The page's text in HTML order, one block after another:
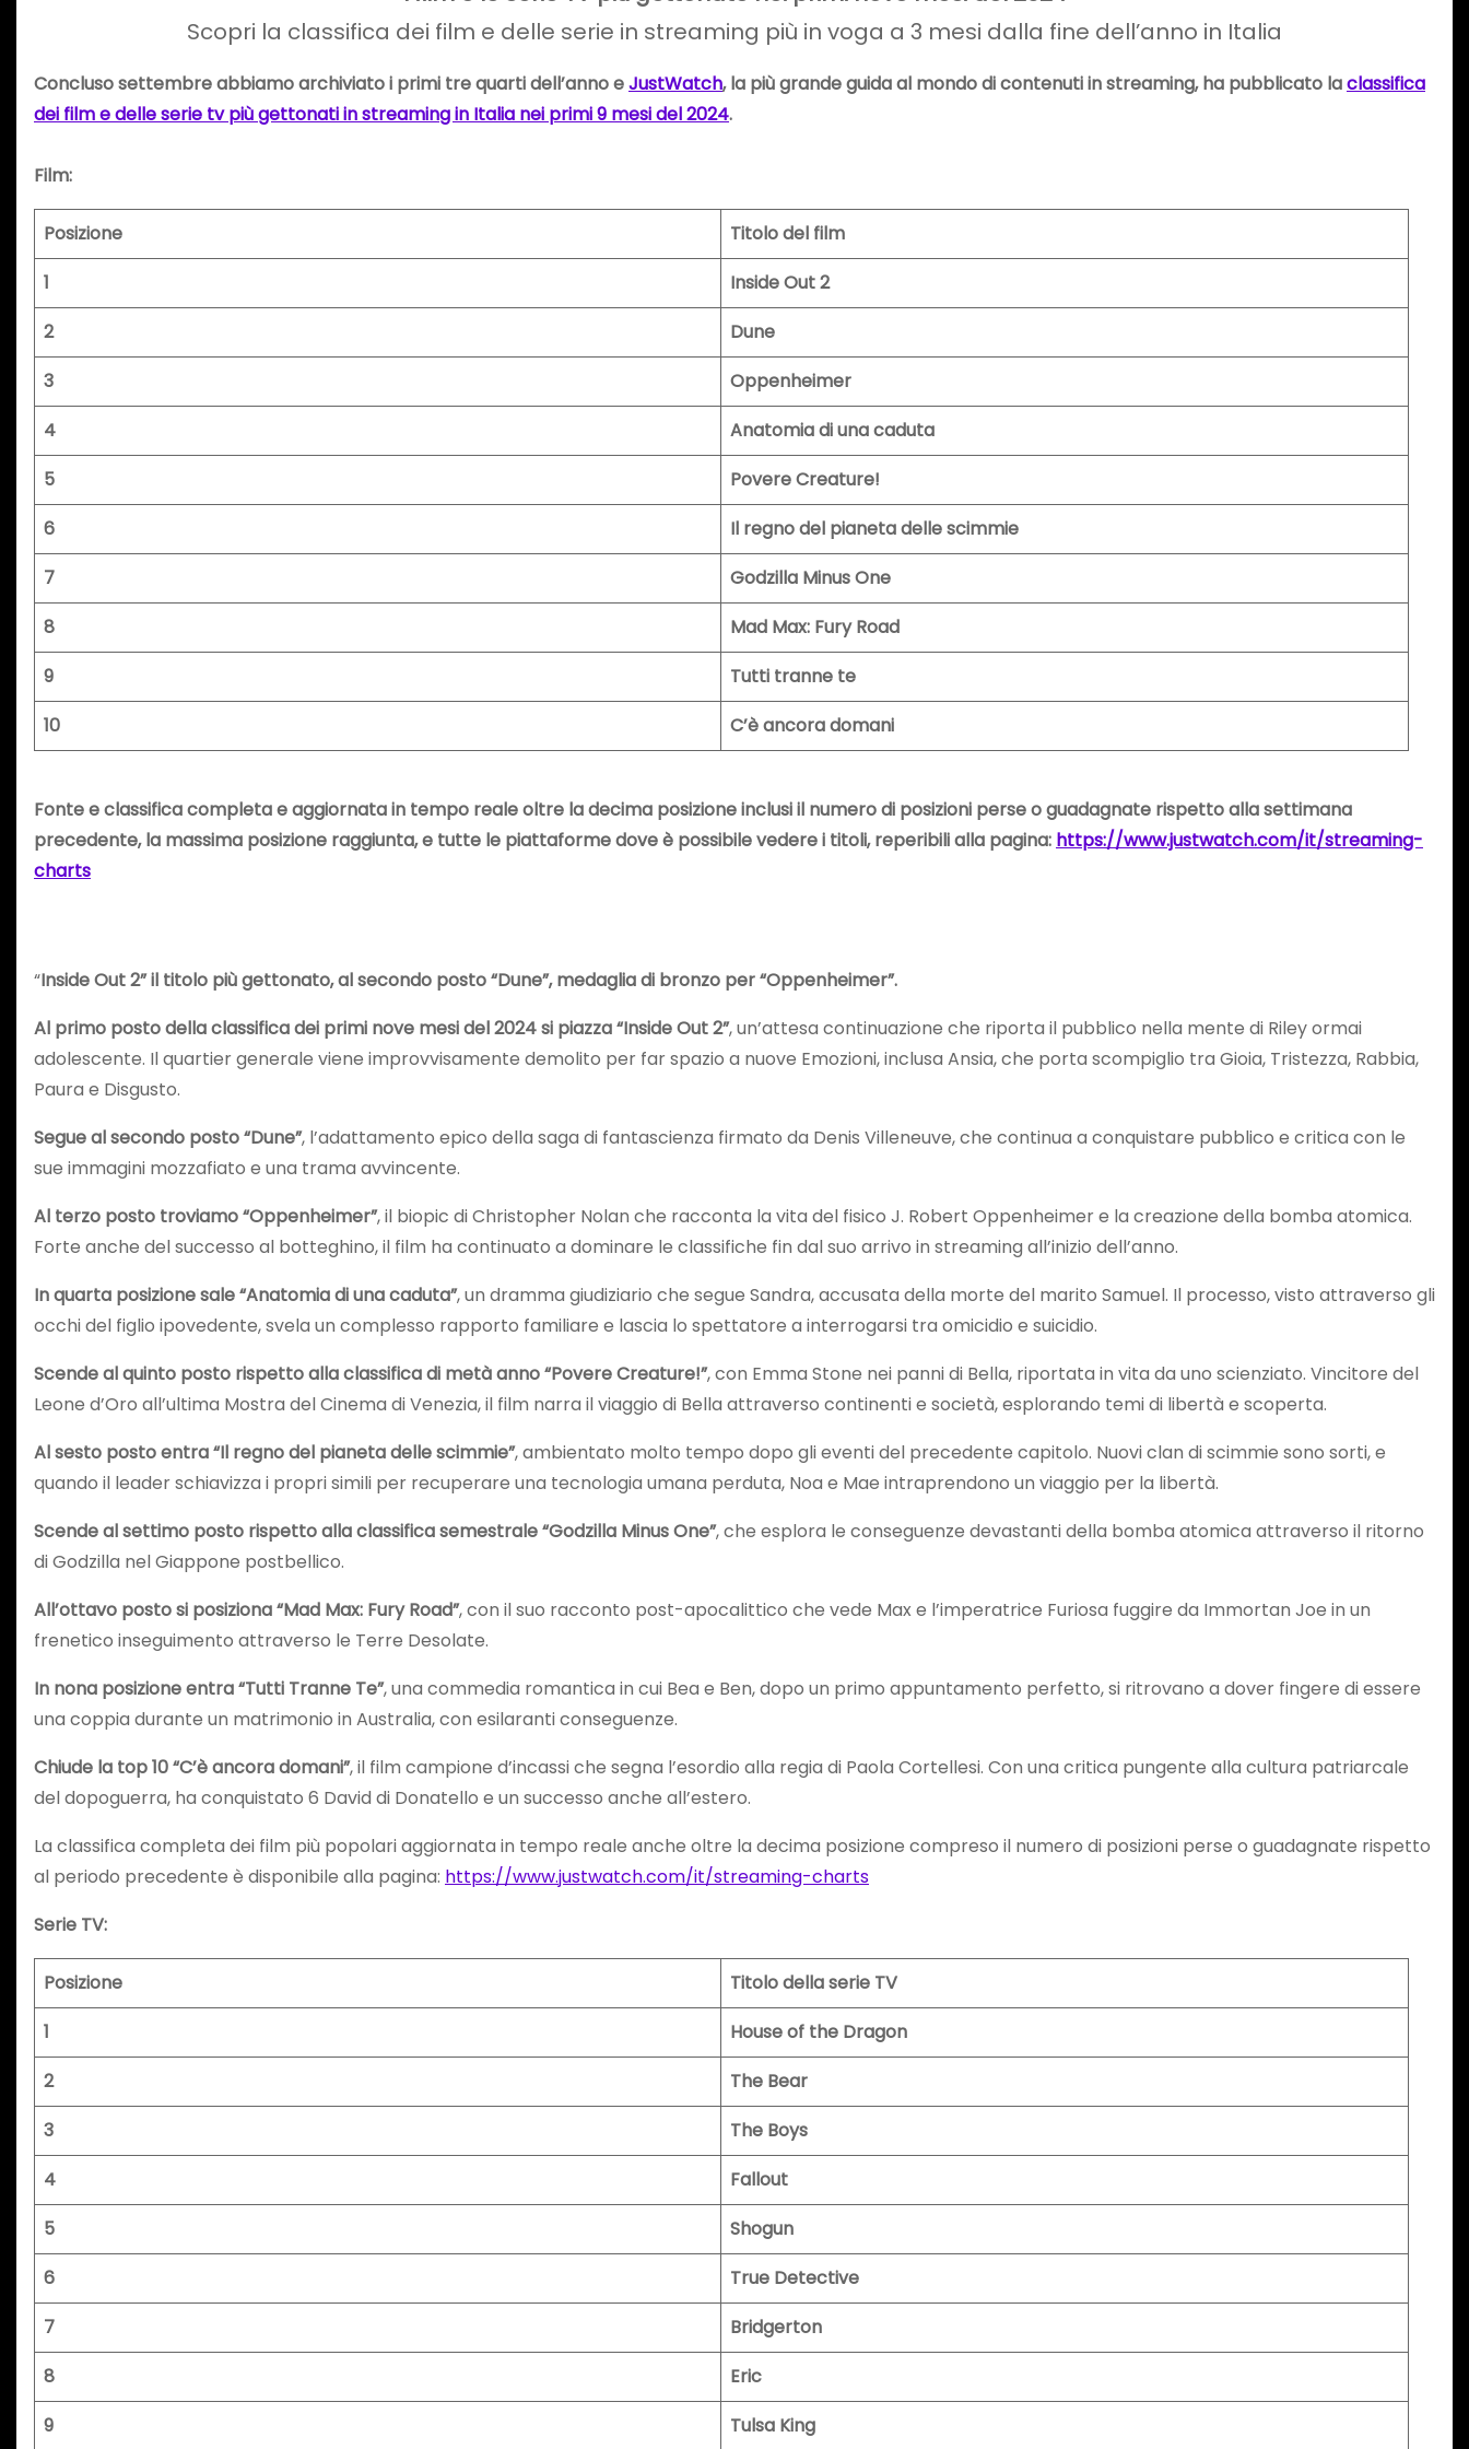
Scopri la classifica dei film e delle serie in streaming più in voga a 3 mesi dalla fine dell’anno in Italia
Concluso settembre abbiamo archiviato i primi tre quarti dell’anno eJustWatch,la più grande guida al mondo di contenuti in streaming, ha pubblicato laclassifica
dei film e delle serie tv più gettonati in streaming in Italia nei primi 9 mesi del 2024.
Film:
Posizione
Titolo del film
1
Inside Out 2
2
Dune
3
Oppenheimer
4
Anatomia di una caduta
5
Povere Creature!
6
Il regno del pianeta delle scimmie
7
Godzilla Minus One
8
Mad Max: Fury Road
9
Tutti tranne te
10
C’è ancora domani
Fonte e classifica completa e aggiornata in tempo reale oltre la decima posizione inclusi il numero di posizioni perse o guadagnate rispetto alla settimana
precedente, la massima posizione raggiunta, e tutte le piattaforme dove è possibile vedere i titoli, reperibili alla pagina: https://www.justwatch.com/it/streaming-
charts
“Inside Out 2” il titolo più gettonato, al secondo posto “Dune”, medaglia di bronzo per “Oppenheimer”.
Al primo posto della classifica dei primi nove mesi del 2024 si piazza “Inside Out 2”, un’attesa continuazione che riporta il pubblico nella mente di Riley ormai
adolescente. Il quartier generale viene improvvisamente demolito per far spazio a nuove Emozioni, inclusa Ansia, che porta scompiglio tra Gioia, Tristezza, Rabbia,
Paura e Disgusto.
Segue al secondo posto “Dune”, l’adattamento epico della saga di fantascienza firmato da Denis Villeneuve, che continua a conquistare pubblico e critica con le
sue immagini mozzafiato e una trama avvincente.
Al terzo posto troviamo “Oppenheimer”, il biopic di Christopher Nolan che racconta la vita del fisico J. Robert Oppenheimer e la creazione della bomba atomica.
Forte anche del successo al botteghino, il film ha continuato a dominare le classifiche fin dal suo arrivo in streaming all’inizio dell’anno.
In quarta posizione sale “Anatomia di una caduta”, un dramma giudiziario che segue Sandra, accusata della morte del marito Samuel. Il processo, visto attraverso gli
occhi del figlio ipovedente, svela un complesso rapporto familiare e lascia lo spettatore a interrogarsi tra omicidio e suicidio.
Scende al quinto posto rispetto alla classifica di metà anno “Povere Creature!”, con Emma Stone nei panni di Bella, riportata in vita da uno scienziato. Vincitore del
Leone d’Oro all’ultima Mostra del Cinema di Venezia, il film narra il viaggio di Bella attraverso continenti e società, esplorando temi di libertà e scoperta.
Al sesto posto entra “Il regno del pianeta delle scimmie”, ambientato molto tempo dopo gli eventi del precedente capitolo. Nuovi clan di scimmie sono sorti, e
quando il leader schiavizza i propri simili per recuperare una tecnologia umana perduta, Noa e Mae intraprendono un viaggio per la libertà.
Scende al settimo posto rispetto alla classifica semestrale “Godzilla Minus One”, che esplora le conseguenze devastanti della bomba atomica attraverso il ritorno
di Godzilla nel Giappone postbellico.
All’ottavo posto si posiziona “Mad Max: Fury Road”, con il suo racconto post-apocalittico che vede Max e l’imperatrice Furiosa fuggire da Immortan Joe in un
frenetico inseguimento attraverso le Terre Desolate.
In nona posizione entra “Tutti Tranne Te”, una commedia romantica in cui Bea e Ben, dopo un primo appuntamento perfetto, si ritrovano a dover fingere di essere
una coppia durante un matrimonio in Australia, con esilaranti conseguenze.
Chiude la top 10 “C’è ancora domani”, il film campione d’incassi che segna l’esordio alla regia di Paola Cortellesi. Con una critica pungente alla cultura patriarcale
del dopoguerra, ha conquistato 6 David di Donatello e un successo anche all’estero.
La classifica completa dei film più popolari aggiornata in tempo reale anche oltre la decima posizione compreso il numero di posizioni perse o guadagnate rispetto
al periodo precedente è disponibile alla pagina: https://www.justwatch.com/it/streaming-charts
Serie TV:
Posizione
Titolo della serie TV
1
House of the Dragon
2
The Bear
3
The Boys
4
Fallout
5
Shogun
6
True Detective
7
Bridgerton
8
Eric
9
Tulsa King